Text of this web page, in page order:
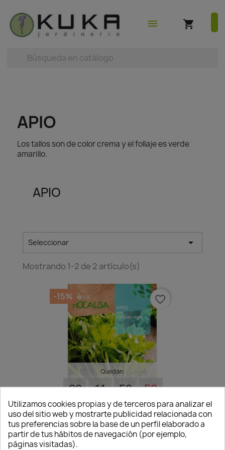
 (0)

menu
shopping_cart
APIO
Los tallos son de color crema y el follaje es verde
amarillo.
APIO
Seleccionar 
Mostrando 1-2 de 2 artículo(s)
Quedan:
00 11
horas
59
min.
58
Semillas Apio Verde Pascal
1,70 €1,45 €
Disponible
-15% favorite_border
Utilizamos cookies propias y de terceros para analizar el
uso del sitio web y mostrarte publicidad relacionada con
tus preferencias sobre la base de un perfil elaborado a
partir de tus hábitos de navegación (por ejemplo,
páginas visitadas).